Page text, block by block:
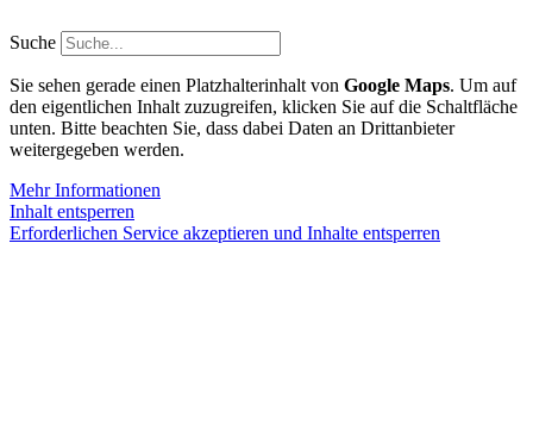
Inhalt
springen
Suche
Sie sehen gerade einen Platzhalterinhalt von Google Maps. Um auf
den eigentlichen Inhalt zuzugreifen, klicken Sie auf die Schaltfläche
unten. Bitte beachten Sie, dass dabei Daten an Drittanbieter
weitergegeben werden.
Mehr Informationen
Inhalt entsperren
Erforderlichen Service akzeptieren und Inhalte entsperren